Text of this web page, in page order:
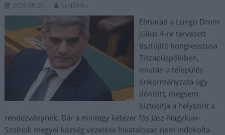
2026.06.29. szol24.hu
Elmarad a Lungo Drom
július 4-re tervezett
tisztújító kongresszusa
Tiszapüspökiben,
miután a település
önkormányzata úgy
döntött, mégsem
biztosítja a helyszínt a
rendezvénynek. Bár a mintegy kétezer fős Jász-Nagykun-
Szolnok megyei község vezetése hivatalosan nem indokolta